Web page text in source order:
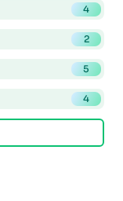
4
2
5
4